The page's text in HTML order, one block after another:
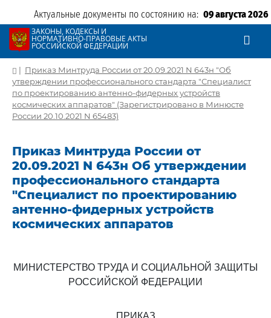
Актуальные документы по состоянию на: 09 августа 2026
ЗАКОНЫ, КОДЕКСЫ И
НОРМАТИВНО-ПРАВОВЫЕ АКТЫ
РОССИЙСКОЙ ФЕДЕРАЦИИ
| Приказ Минтруда России от 20.09.2021 N 643н "Об
утверждении профессионального стандарта "Специалист
по проектированию антенно-фидерных устройств
космических аппаратов" (Зарегистрировано в Минюсте
России 20.10.2021 N 65483)
Приказ Минтруда России от
20.09.2021 N 643н Об утверждении
профессионального стандарта
"Специалист по проектированию
антенно-фидерных устройств
космических аппаратов
МИНИСТЕРСТВО ТРУДА И СОЦИАЛЬНОЙ ЗАЩИТЫ
РОССИЙСКОЙ ФЕДЕРАЦИИ
ПРИКАЗ